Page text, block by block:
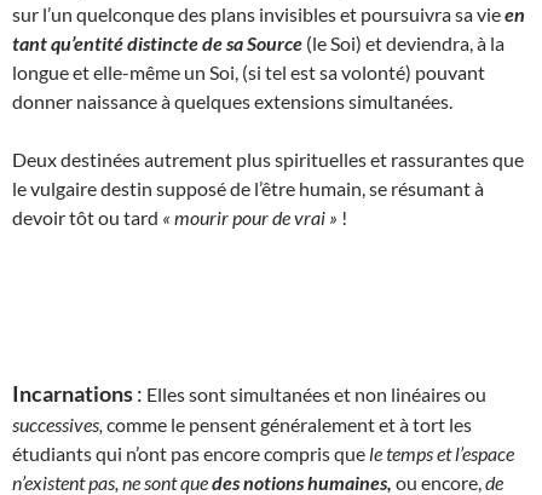
sur l’un quelconque des plans invisibles et poursuivra sa vieen
tant qu’entité distincte de sa Source (le Soi) et deviendra, à la
longue et elle-même un Soi, (si tel est sa volonté) pouvant
donner naissance à quelques extensions simultanées.
Deux destinées autrement plus spirituelles et rassurantes que
le vulgaire destin supposé de l’être humain, se résumant à
devoir tôt ou tard « mourir pour de vrai » !
Incarnations: Elles sont simultanées et non linéaires ou
successives, comme le pensent généralement et à tort les
étudiants qui n’ont pas encore compris que le temps et l’espace
n’existent pas, ne sont quedes notions humaines, ou encore, de